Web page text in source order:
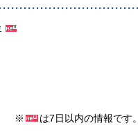
※
は7日以内の情報です。